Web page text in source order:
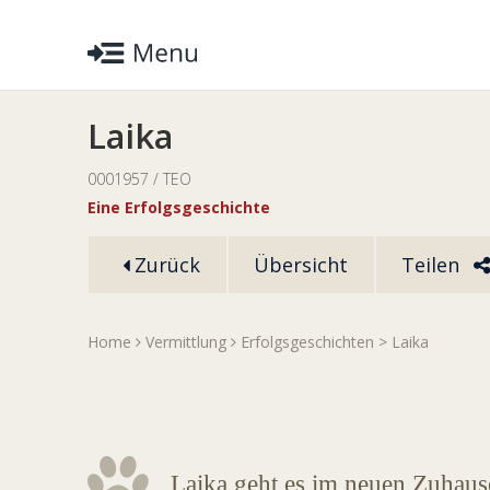
Laika
0001957 / TEO
Eine Erfolgsgeschichte
Zurück Übersicht Teilen
Home Vermittlung Erfolgsgeschichten > Laika
Laika geht es im neuen